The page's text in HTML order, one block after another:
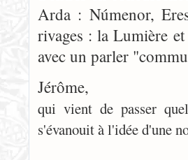
Arda : Númenor,
rivages : la Lumière
avec un parler
Jérôme,
qui vient de passer
s'évanouit à l'idée d'une